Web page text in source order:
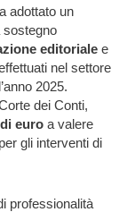
adottato un
sostegno
editoriale e
nel settore
2025.
dei Conti,
euro a valere
gli interventi di
professionalità